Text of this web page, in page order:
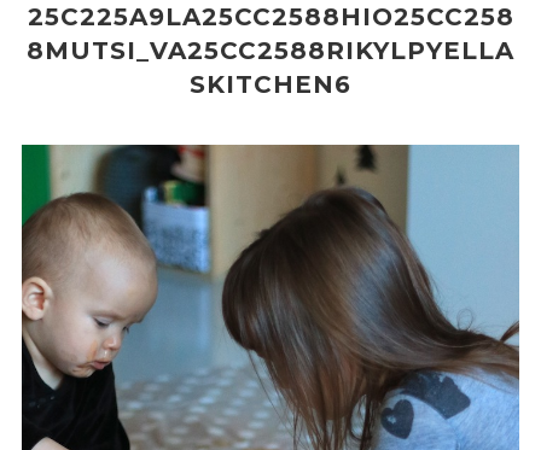
25C225A9LA25CC2588HIO25CC258
8MUTSI_VA25CC2588RIKYLPYELLA
SKITCHEN6